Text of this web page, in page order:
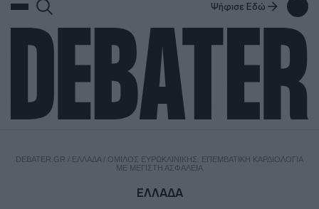
Ψήφισε Εδώ
DEBATER.GR / ΕΛΛΑΔΑ/ ΌΜΙΛΟΣ ΕΥΡΩΚΛΙΝΙΚΉΣ: ΕΠΕΜΒΑΤΙΚΉ ΚΑΡΔΙΟΛΟΓΊΑ
ΜΕ ΜΈΓΙΣΤΗ ΑΣΦΆΛΕΙΑ
ΕΛΛΑΔΑ